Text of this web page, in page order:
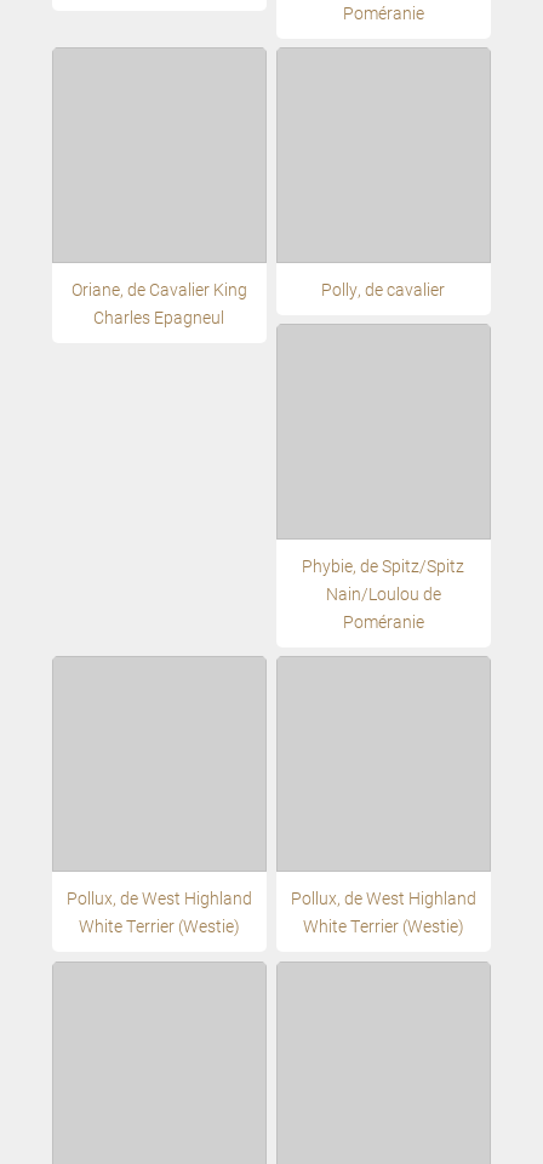
Poméranie
Oriane, de Cavalier King
Charles Epagneul
Polly, de cavalier
Phybie, de Spitz/Spitz
Nain/Loulou de
Poméranie
Pollux, de West Highland
White Terrier (Westie)
Pollux, de West Highland
White Terrier (Westie)